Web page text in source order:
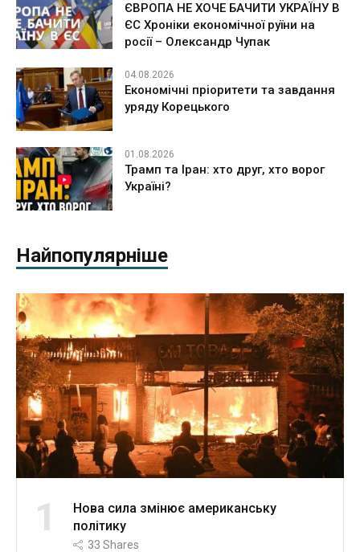
ЄВРОПА НЕ ХОЧЕ БАЧИТИ УКРАЇНУ В
ЄС Хроніки економічної руїни на
росії – Олександр Чупак
04.08.2026
Економічні пріоритети та завдання
уряду Корецького
01.08.2026
Трамп та Іран: хто друг, хто ворог
Україні?
Найпопулярніше
1
Нова сила змінює американську
політику
33 Shares